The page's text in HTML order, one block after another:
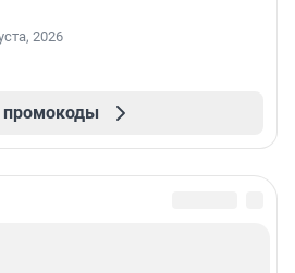
2026
промокоды